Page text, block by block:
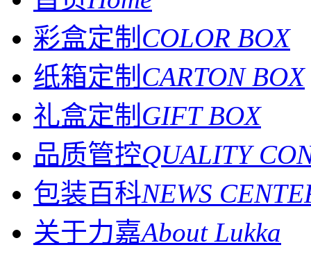
彩盒定制 COLOR BOX
纸箱定制 CARTON BOX
礼盒定制 GIFT BOX
品质管控QUALITY
包装百科NEWS
关于力嘉About Lukka